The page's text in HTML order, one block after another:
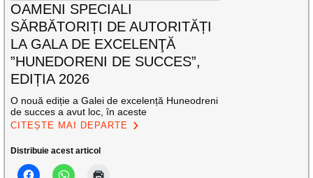
OAMENI SPECIALI
SĂRBĂTORIȚI DE AUTORITĂȚI
LA GALA DE EXCELENŢĂ
”HUNEDORENI DE SUCCES”,
EDIȚIA 2026
O nouă ediție a Galei de excelență Huneodreni
de succes a avut loc, în aceste
CITEȘTE MAI DEPARTE
Distribuie acest articol